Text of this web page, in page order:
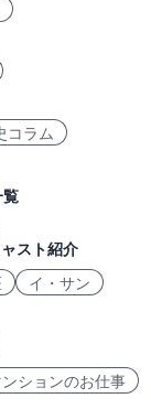
コラム
覧
スト紹介
イ・サン
ンションのお仕事